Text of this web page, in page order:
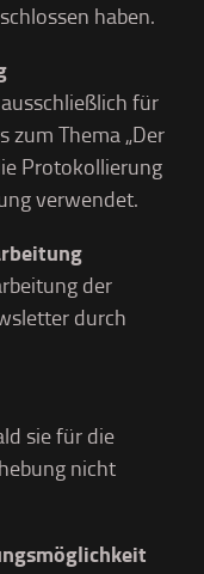
haben.
für
zum Thema „Der
Protokollierung
verwendet.
der
durch
sie für die
nicht